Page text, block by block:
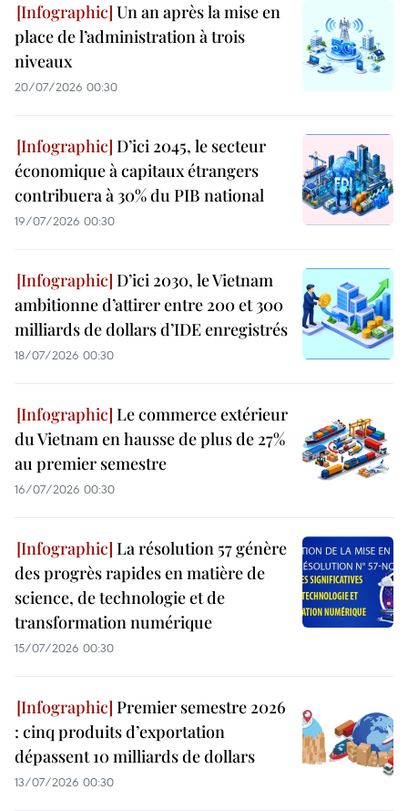
Un an après la mise en
place de l’administration à trois
niveaux
20/07/2026 00:30
D’ici 2045, le secteur
économique à capitaux étrangers
contribuera à 30% du PIB national
19/07/2026 00:30
D’ici 2030, le Vietnam
ambitionne d’attirer entre 200 et 300
milliards de dollars d’IDE enregistrés
18/07/2026 00:30
Le commerce extérieur
du Vietnam en hausse de plus de 27%
au premier semestre
16/07/2026 00:30
La résolution 57 génère
des progrès rapides en matière de
science, de technologie et de
transformation numérique
15/07/2026 00:30
Premier semestre 2026
: cinq produits d’exportation
dépassent 10 milliards de dollars
13/07/2026 00:30